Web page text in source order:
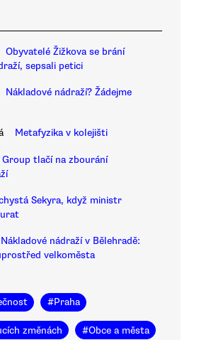
Obyvatelé Žižkova se brání
sepsali petici
Nákladové nádraží? Žádejme
Metafyzika v kolejišti
Group tlačí na zbourání
Sekyra, když ministr
Nákladové nádraží v Bělehradě:
velkoměsta
#Praha
změnách #Obce a města